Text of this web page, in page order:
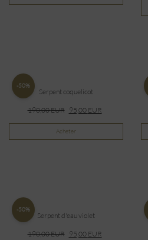
-50%
Serpent coquelicot
190,00EUR 95,00 EUR
Acheter
-50%
Serpent d'eau violet
190,00EUR 95,00 EUR